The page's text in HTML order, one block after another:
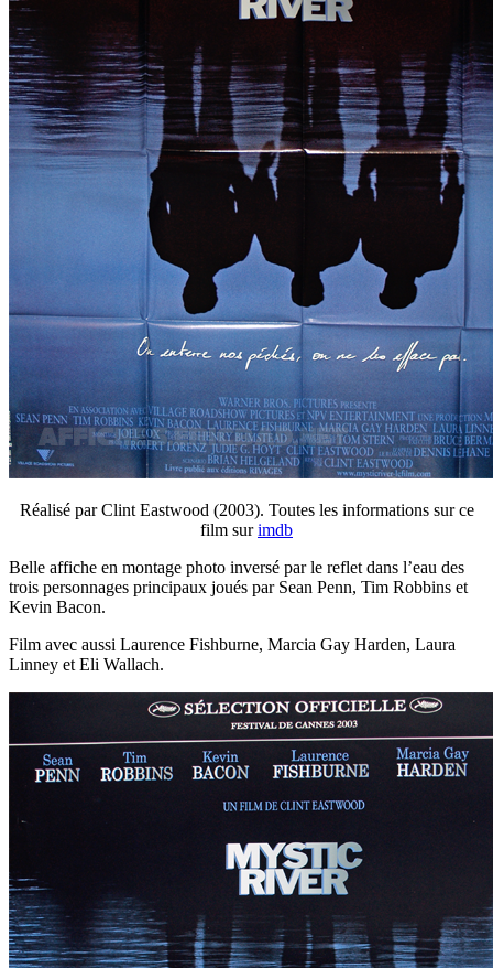
Réalisé par Clint Eastwood (2003). Toutes les informations sur ce
film surimdb
Belle affiche en montage photo inversé par le reflet dans l’eau des
trois personnages principaux joués par Sean Penn, Tim Robbins et
Kevin Bacon.
Film avec aussi Laurence Fishburne, Marcia Gay Harden, Laura
Linney et Eli Wallach.